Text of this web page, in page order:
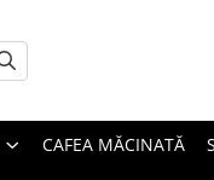
CAFEA MĂCINATĂ